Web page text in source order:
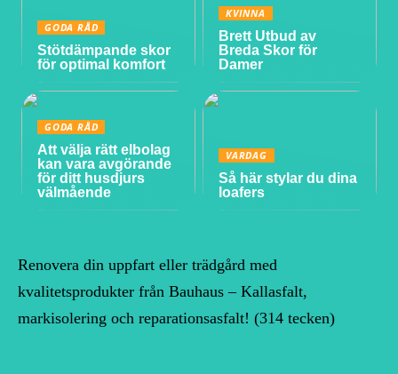
GODA RÅD
Stötdämpande skor
för optimal komfort
KVINNA
Brett Utbud av
Breda Skor för
Damer
GODA RÅD
Att välja rätt elbolag
kan vara avgörande
för ditt husdjurs
välmående
VARDAG
Så här stylar du dina
loafers
Renovera din uppfart eller trädgård med
kvalitetsprodukter från Bauhaus – Kallasfalt,
markisolering och reparationsasfalt! (314 tecken)